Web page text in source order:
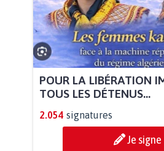
POUR LA LIBÉRATION
TOUS LES DÉTENUS...
2.054 signatures
Je signe